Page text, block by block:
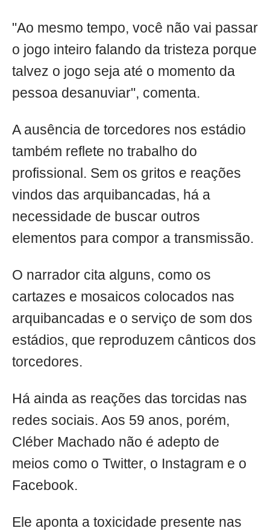
"Ao mesmo tempo, você não vai passar
o jogo inteiro falando da tristeza porque
talvez o jogo seja até o momento da
pessoa desanuviar", comenta.
A ausência de torcedores nos estádio
também reflete no trabalho do
profissional. Sem os gritos e reações
vindos das arquibancadas, há a
necessidade de buscar outros
elementos para compor a transmissão.
O narrador cita alguns, como os
cartazes e mosaicos colocados nas
arquibancadas e o serviço de som dos
estádios, que reproduzem cânticos dos
torcedores.
Há ainda as reações das torcidas nas
redes sociais. Aos 59 anos, porém,
Cléber Machado não é adepto de
meios como o Twitter, o Instagram e o
Facebook.
Ele aponta a toxicidade presente nas